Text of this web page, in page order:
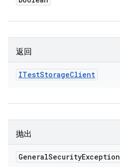
返回
ITestStorageClient
抛出
GeneralSecurityException